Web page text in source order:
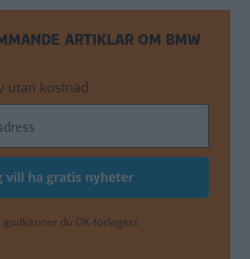
ARTIKLAR OM BMW
utan kostnad
du OK-förlagets